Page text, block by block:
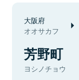
大阪府
オオサカフ
芳野町
ヨシノチョウ